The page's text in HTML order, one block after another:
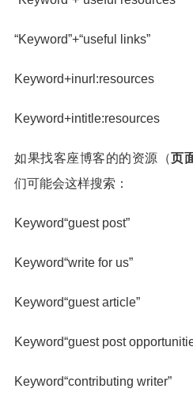
“Keyword”+“useful links”
Keyword+inurl:resources
Keyword+intitle:resources
如果找客座博客的的资源（页
们可能会这样搜索：
Keyword“guest post”
Keyword“write for us”
Keyword“guest article”
Keyword“guest post
Keyword“contributing writer”